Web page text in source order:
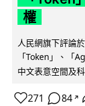
權
人民網旗下評論
「Token」、「
中文表意空間及
271 84 ↗